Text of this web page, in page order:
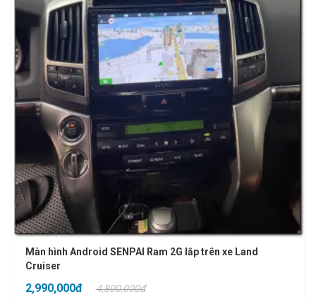
Màn hình Android SENPAI Ram 2G lắp trên xe Land
Cruiser
2,990,000đ 4,800,000đ